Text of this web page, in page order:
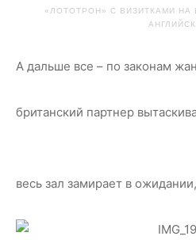
«ЛОТОТРОН» С ВИЗИТКАМИ НА
А дальше все – по законам
британский партнер
весь зал замирает в ожидании,